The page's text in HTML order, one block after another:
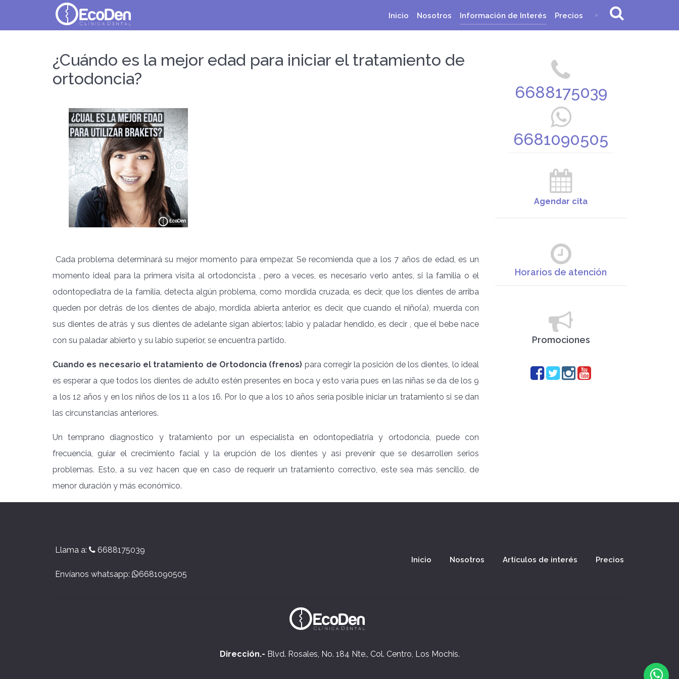
EcoDen
Inicio Nosotros Información de Interés Precios
¿Cuándo es la mejor edad para iniciar el tratamiento de
ortodoncia?
Cada problema determinará su mejor momento para empezar. Se recomienda que a los 7 años de edad, es un
momento ideal para la primera visita al ortodoncista , pero a veces, es necesario verlo antes, si la familia o el
odontopediatra de la familia, detecta algún problema, como mordida cruzada, es decir, que los dientes de arriba
queden por detrás de los dientes de abajo, mordida abierta anterior, es decir, que cuando el niño(a), muerda con
sus dientes de atrás y sus dientes de adelante sigan abiertos; labio y paladar hendido, es decir , que el bebe nace
con su paladar abierto y su labio superior, se encuentra partido.
Cuando es necesario el tratamiento de Ortodoncia (frenos) para corregir la posición de los dientes, lo ideal
es esperar a que todos los dientes de adulto estén presentes en boca y esto varía pues en las niñas se da de los 9
a los 12 años y en los niños de los 11 a los 16. Por lo que a los 10 años sería posible iniciar un tratamiento si se dan
las circunstancias anteriores.
Un temprano diagnostico y tratamiento por un especialista en odontopediatria y ortodoncia, puede con
frecuencia, guiar el crecimiento facial y la erupción de los dientes y así prevenir que se desarrollen serios
problemas. Esto, a su vez hacen que en caso de requerir un tratamiento correctivo, este sea más sencillo, de
menor duración y más económico.
6688175039
6681090505
Agendar cita
Horarios de atención
Promociones
Llama a: 6688175039
Envíanos whatsapp: 6681090505
Inicio Nosotros Artículos de interés Precios
Dirección.- Blvd. Rosales, No. 184 Nte., Col. Centro, Los Mochis.